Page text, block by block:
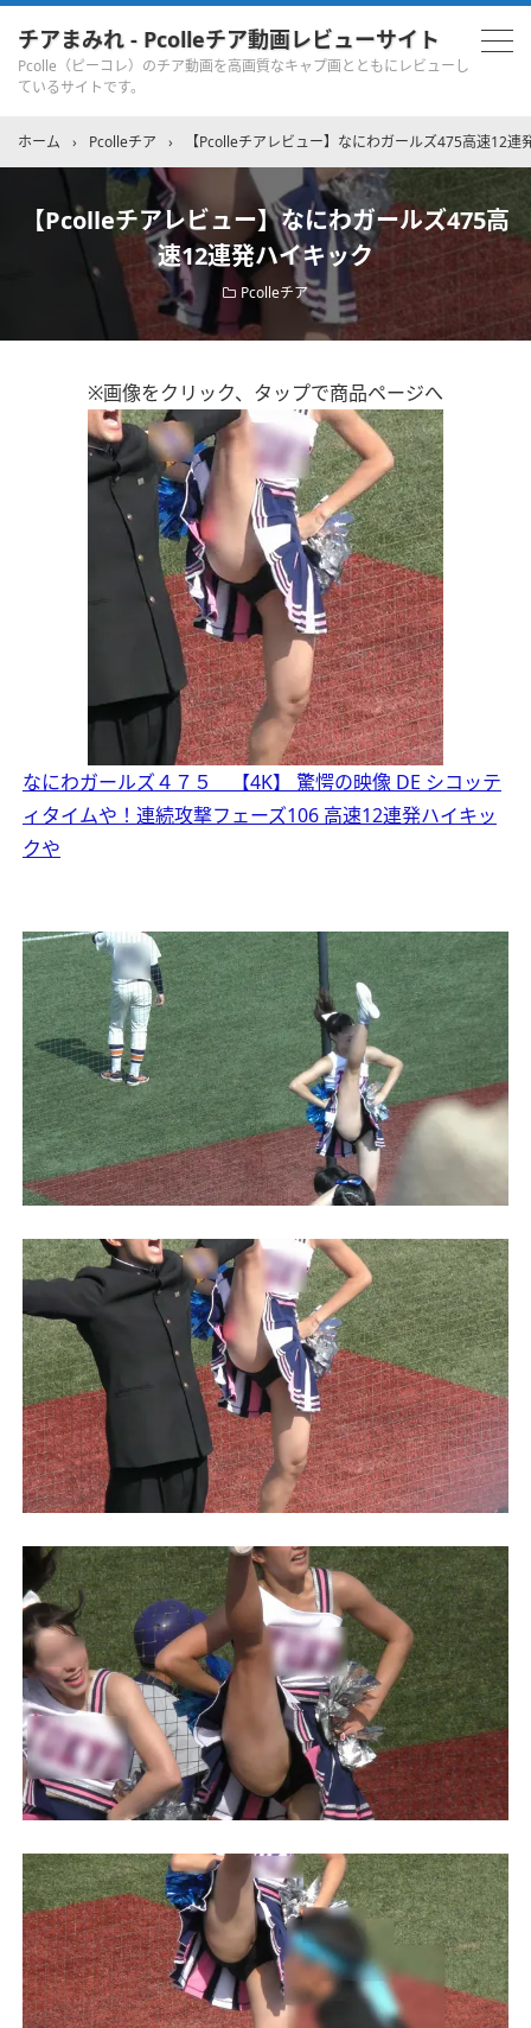
チアまみれ - Pcolleチア動画レビューサイト
Pcolle（ピーコレ）のチア動画を高画質なキャプ画とともにレビューし
ているサイトです。
ホーム › Pcolleチア › 【Pcolleチアレビュー】なにわガールズ475高速12連
【Pcolleチアレビュー】なにわガールズ475高
速12連発ハイキック
Pcolleチア
※画像をクリック、タップで商品ページへ
なにわガールズ４７５ 【4K】 驚愕の映像 DE シコッテ
ィタイムや！連続攻撃フェーズ106 高速12連発ハイキッ
クや